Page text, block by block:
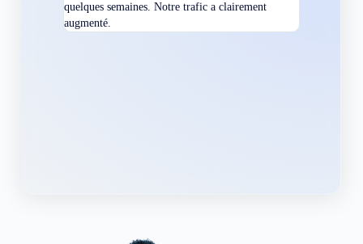
quelques semaines. Notre trafic a clairement
augmenté.